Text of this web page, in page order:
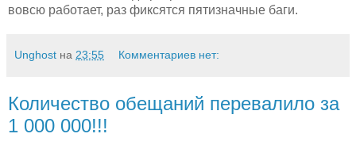
вовсю работает, раз фиксятся пятизначные баги.
Unghost на 23:55 Комментариев нет:
Количество обещаний перевалило за
1 000 000!!!